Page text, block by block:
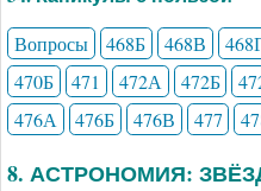
Вопросы 468Б 468В
470Б
471 472А 472Б
476А
476Б 476В 477
8. АСТРОНОМИЯ: